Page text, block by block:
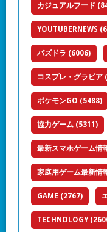
カジュアルフード
YOUTUBERNEWS
パズドラ (6006)
コスプレ・グラビア
ポケモンGO (5488)
協力ゲーム (5311)
最新スマホゲーム情
家庭用ゲーム最新情
GAME (2767)
TECHNOLOGY